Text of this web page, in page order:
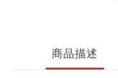
商品描述